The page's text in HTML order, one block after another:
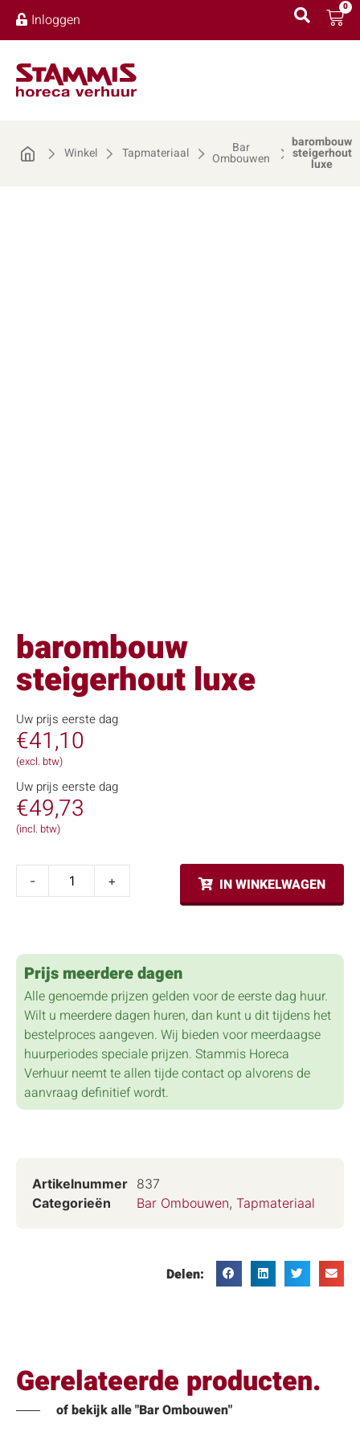
Inloggen
0
Winkel Tapmateriaal Bar
Ombouwen
barombouw
steigerhout
luxe
barombouw
steigerhout luxe
Uw prijs eerste dag
€41,10
(excl. btw)
Uw prijs eerste dag
€49,73
(incl. btw)
- + IN WINKELWAGEN
Prijs meerdere dagen
Alle genoemde prijzen gelden voor de eerste dag huur.
Wilt u meerdere dagen huren, dan kunt u dit tijdens het
bestelproces aangeven. Wij bieden voor meerdaagse
huurperiodes speciale prijzen. Stammis Horeca
Verhuur neemt te allen tijde contact op alvorens de
aanvraag definitief wordt.
Artikelnummer 837
Categorieën
Bar Ombouwen, Tapmateriaal
Delen:
Gerelateerde producten.
of bekijk alle "Bar Ombouwen"